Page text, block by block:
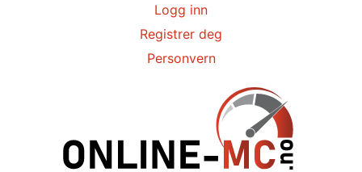
Logg inn
Registrer deg
Personvern